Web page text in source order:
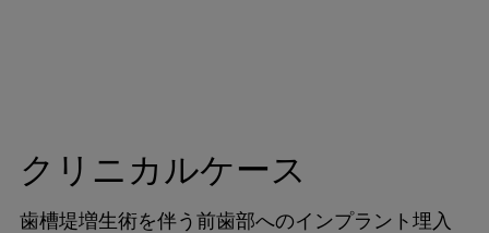
クリニカルケース
歯槽堤増生術を伴う前歯部へのインプラント埋入